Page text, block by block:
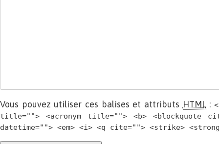
Vous pouvez utiliser ces balises et attributs HTML:
title=""> <acronym title=""> <b> <blockquote
datetime=""> <em> <i> <q cite=""> <strike>